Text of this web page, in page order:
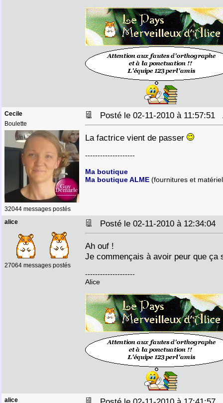
Cecile
Boulette
32044 messages postés
Posté le 02-11-2010 à 11:57:51
La factrice vient de passer
--------------------
Ma boutique
Ma boutique ALME (fournitures et
alice
27064 messages postés
Posté le 02-11-2010 à 12:34:04
Ah ouf !
Je commençais à avoir peur que ça
--------------------
Alice
alice